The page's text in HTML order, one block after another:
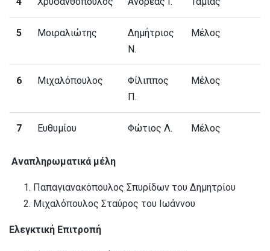
5 Μοιραλιώτης
Δημήτριος
Ν.
Μέλος
6 Μιχαλόπουλος
Φίλιππος
Π.
Μέλος
7 Ευθυμίου Φώτιος Λ. Μέλος
Αναπληρωματικά μέλη
Παπαγιανακόπουλος Σπυρίδων του Δημητρίου
Μιχαλόπουλος Σταύρος του Ιωάννου
Ελεγκτική Επιτροπή